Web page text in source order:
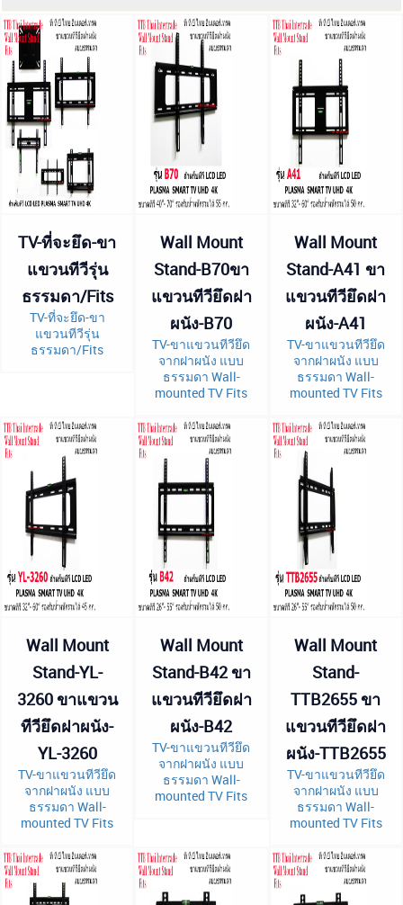
TV-ที่จะยึด-ขา
แขวนทีวีรุ่น
ธรรมดา/Fits
TV-ที่จะยึด-ขา
แขวนทีวีรุ่น
ธรรมดา/Fits
Wall Mount
Stand-B70ขา
แขวนทีวียึดฝา
ผนัง-B70
TV-ขาแขวนทีวียึด
จากฝาผนัง แบบ
ธรรมดา Wall-
mounted TV Fits
Wall Mount
Stand-A41 ขา
แขวนทีวียึดฝา
ผนัง-A41
TV-ขาแขวนทีวียึด
จากฝาผนัง แบบ
ธรรมดา Wall-
mounted TV Fits
Wall Mount
Stand-YL-
3260 ขาแขวน
ทีวียึดฝาผนัง-
YL-3260
TV-ขาแขวนทีวียึด
จากฝาผนัง แบบ
ธรรมดา Wall-
mounted TV Fits
Wall Mount
Stand-B42 ขา
แขวนทีวียึดฝา
ผนัง-B42
TV-ขาแขวนทีวียึด
จากฝาผนัง แบบ
ธรรมดา Wall-
mounted TV Fits
Wall Mount
Stand-
TTB2655 ขา
แขวนทีวียึดฝา
ผนัง-TTB2655
TV-ขาแขวนทีวียึด
จากฝาผนัง แบบ
ธรรมดา Wall-
mounted TV Fits